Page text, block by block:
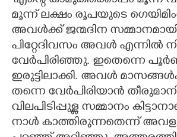
മൂന്ന് ലക്ഷം രൂപയുടെ
അവൾക്ക് ജന്മദിന
പിറ്റേദിവസം അവൾ എന്നിൽ
വേർപിരിഞ്ഞു. ഇതെന്നെ
ഇരുട്ടിലാക്കി. അവൾ
തന്നെ വേർപിരിയാൻ
വിലപിടിപ്പുള്ള സമ്മാനം
നാൾ കാത്തിരുന്നതെന്ന്